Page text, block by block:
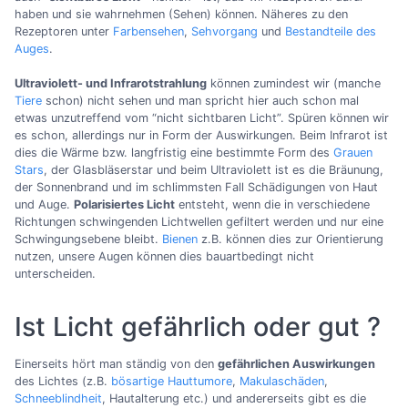
haben und sie wahrnehmen (Sehen) können. Näheres zu den
Rezeptoren unter Farbensehen, Sehvorgang und Bestandteile des
Auges.
Ultraviolett- und Infrarotstrahlung können zumindest wir (manche
Tiere schon) nicht sehen und man spricht hier auch schon mal
etwas unzutreffend vom “nicht sichtbaren Licht”. Spüren können wir
es schon, allerdings nur in Form der Auswirkungen. Beim Infrarot ist
dies die Wärme bzw. langfristig eine bestimmte Form des Grauen
Stars, der Glasbläserstar und beim Ultraviolett ist es die Bräunung,
der Sonnenbrand und im schlimmsten Fall Schädigungen von Haut
und Auge. Polarisiertes Licht entsteht, wenn die in verschiedene
Richtungen schwingenden Lichtwellen gefiltert werden und nur eine
Schwingungsebene bleibt. Bienen z.B. können dies zur Orientierung
nutzen, unsere Augen können dies bauartbedingt nicht
unterscheiden.
Ist Licht gefährlich oder gut ?
Einerseits hört man ständig von den gefährlichen Auswirkungen
des Lichtes (z.B. bösartige Hauttumore, Makulaschäden,
Schneeblindheit, Hautalterung etc.) und andererseits gibt es die